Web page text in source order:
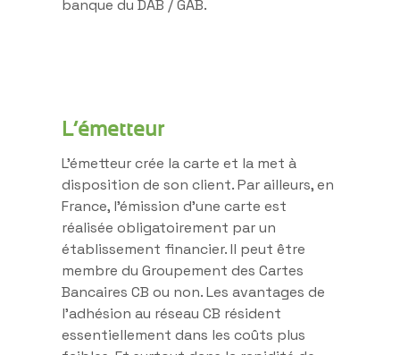
banque du DAB / GAB.
L’émetteur
L’émetteur crée la carte et la met à
disposition de son client. Par ailleurs, en
France, l’émission d’une carte est
réalisée obligatoirement par un
établissement financier. Il peut être
membre du Groupement des Cartes
Bancaires CB ou non. Les avantages de
l’adhésion au réseau CB résident
essentiellement dans les coûts plus